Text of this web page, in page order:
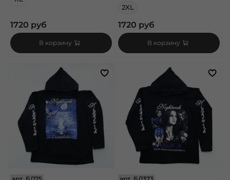
1720 руб
В корзину
2XL
1720 руб
В корзину